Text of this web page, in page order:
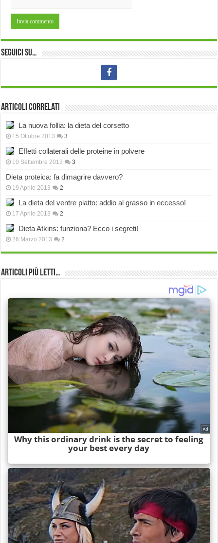
Seguici su…
Articoli correlati
La nuova follia: la dieta del corsetto
15 Ottobre 2013 3
Effetti collaterali delle proteine in polvere
10 Settembre 2013 3
Dieta proteica: fa dimagrire davvero?
19 Aprile 2013 2
La dieta del ventre piatto: addio al grasso in eccesso!
17 Aprile 2013 2
Dieta Atkins: funziona? Ecco i segreti!
26 Marzo 2013 2
Articoli più Letti…